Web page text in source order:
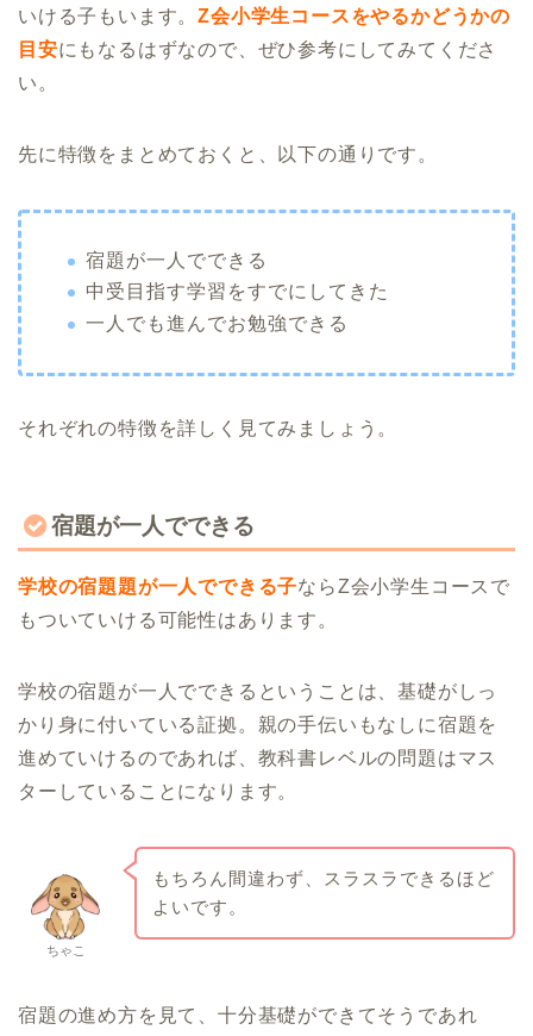
いける子もいます。Z会小学生コースをやるかどうかの
目安にもなるはずなので、ぜひ参考にしてみてくださ
い。
先に特徴をまとめておくと、以下の通りです。
宿題が一人でできる
中受目指す学習をすでにしてきた
一人でも進んでお勉強できる
それぞれの特徴を詳しく見てみましょう。
宿題が一人でできる
学校の宿題題が一人でできる子ならZ会小学生コースで
もついていける可能性はあります。
学校の宿題が一人でできるということは、基礎がしっ
かり身に付いている証拠。親の手伝いもなしに宿題を
進めていけるのであれば、教科書レベルの問題はマス
ターしていることになります。
ちゃこ
もちろん間違わず、スラスラできるほど
よいです。
宿題の進め方を見て、十分基礎ができてそうであれ